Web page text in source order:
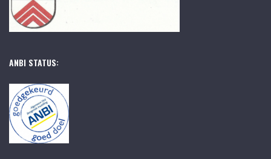
ANBI STATUS: